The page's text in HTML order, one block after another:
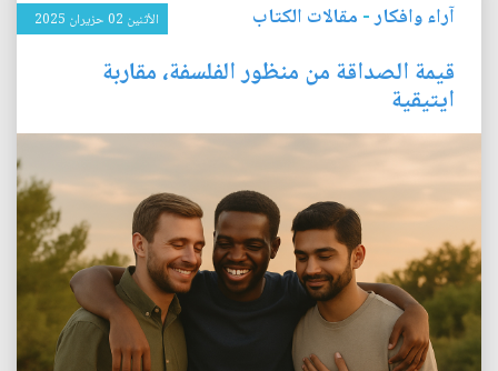
آراء وافكار- مقالات الكتاب الأثنين 02 حزيران 2025
قيمة الصداقة من منظور الفلسفة، مقاربة
ايتيقية